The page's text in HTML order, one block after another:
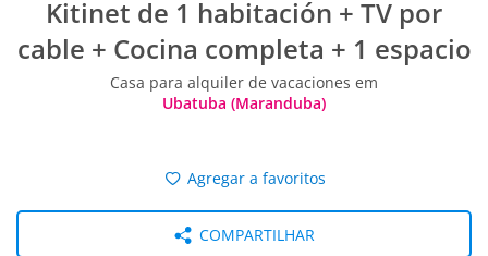
Kitinet de 1 habitación + TV por
cable + Cocina completa + 1 espacio
Casa para alquiler de vacaciones em
Ubatuba (Maranduba)
Agregar a favoritos
COMPARTILHAR